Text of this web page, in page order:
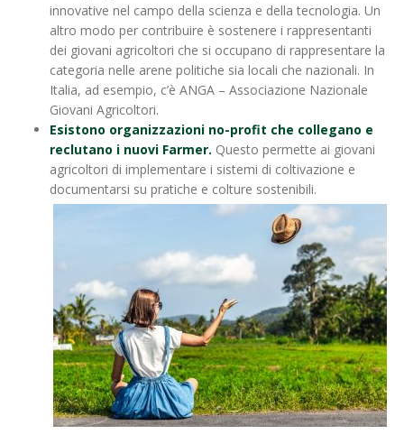
innovative nel campo della scienza e della tecnologia. Un
altro modo per contribuire è sostenere i rappresentanti
dei giovani agricoltori che si occupano di rappresentare la
categoria nelle arene politiche sia locali che nazionali. In
Italia, ad esempio, c’è ANGA – Associazione Nazionale
Giovani Agricoltori.
Esistono organizzazioni no-profit che collegano e
reclutano i nuovi Farmer. Questo permette ai giovani
agricoltori di implementare i sistemi di coltivazione e
documentarsi su pratiche e colture sostenibili.